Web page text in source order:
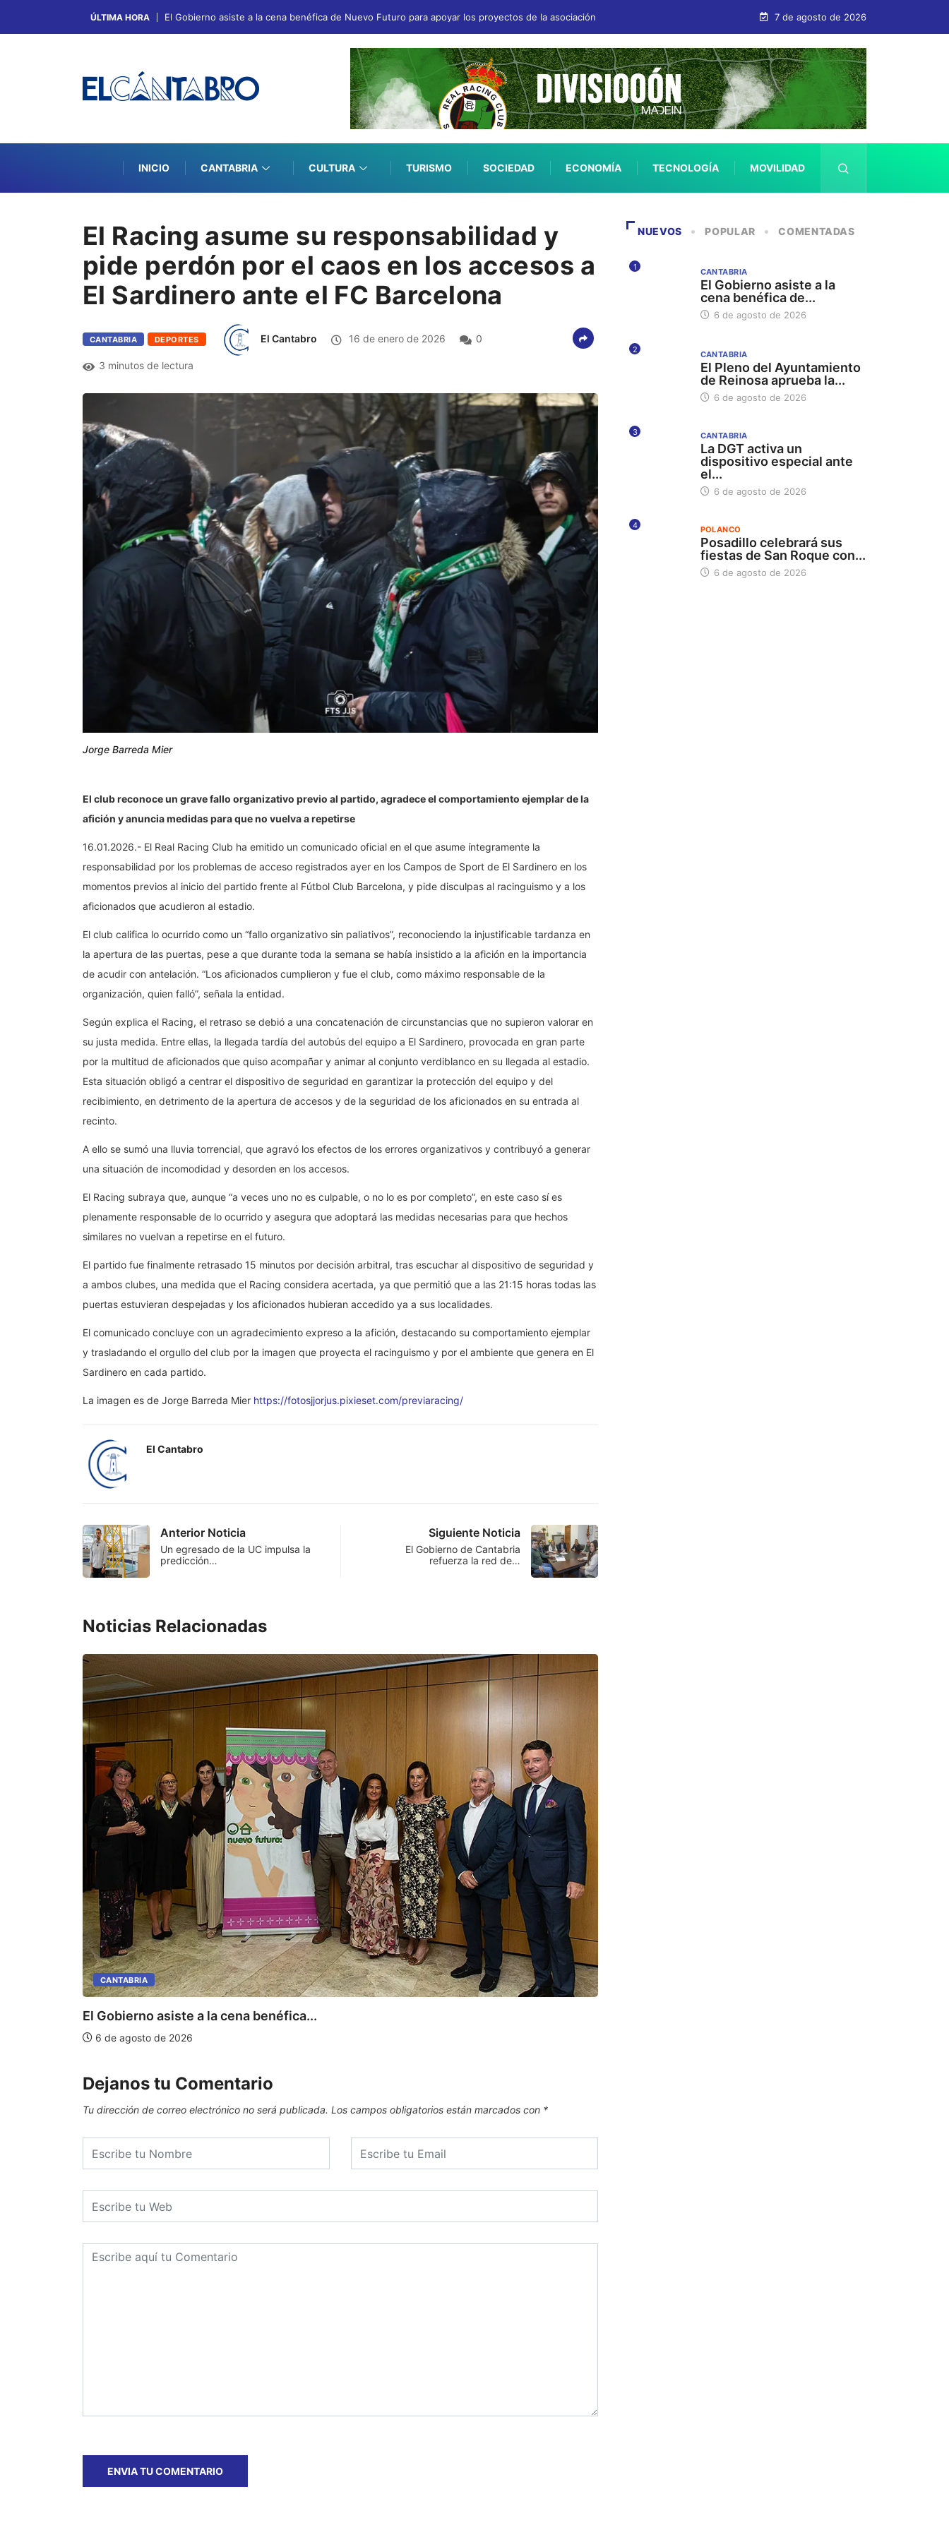
ÚLTIMA HORA El Gobierno asiste a la cena benéfica de Nuevo Futuro para apoyar los proyectos de la asociación 7 de agosto de 2026
INICIO CANTABRIA CULTURA TURISMO SOCIEDAD ECONOMÍA TECNOLOGÍA MOVILIDAD
El Racing asume su responsabilidad y
pide perdón por el caos en los accesos a
El Sardinero ante el FC Barcelona
CANTABRIA DEPORTES El Cantabro 16 de enero de 2026 0
3 minutos de lectura
Jorge Barreda Mier
El club reconoce un grave fallo organizativo previo al partido, agradece el comportamiento ejemplar de la
afición y anuncia medidas para que no vuelva a repetirse
16.01.2026.- El Real Racing Club ha emitido un comunicado oficial en el que asume íntegramente la
responsabilidad por los problemas de acceso registrados ayer en los Campos de Sport de El Sardinero en los
momentos previos al inicio del partido frente al Fútbol Club Barcelona, y pide disculpas al racinguismo y a los
aficionados que acudieron al estadio.
El club califica lo ocurrido como un “fallo organizativo sin paliativos”, reconociendo la injustificable tardanza en
la apertura de las puertas, pese a que durante toda la semana se había insistido a la afición en la importancia
de acudir con antelación. “Los aficionados cumplieron y fue el club, como máximo responsable de la
organización, quien falló”, señala la entidad.
Según explica el Racing, el retraso se debió a una concatenación de circunstancias que no supieron valorar en
su justa medida. Entre ellas, la llegada tardía del autobús del equipo a El Sardinero, provocada en gran parte
por la multitud de aficionados que quiso acompañar y animar al conjunto verdiblanco en su llegada al estadio.
Esta situación obligó a centrar el dispositivo de seguridad en garantizar la protección del equipo y del
recibimiento, en detrimento de la apertura de accesos y de la seguridad de los aficionados en su entrada al
recinto.
A ello se sumó una lluvia torrencial, que agravó los efectos de los errores organizativos y contribuyó a generar
una situación de incomodidad y desorden en los accesos.
El Racing subraya que, aunque “a veces uno no es culpable, o no lo es por completo”, en este caso sí es
plenamente responsable de lo ocurrido y asegura que adoptará las medidas necesarias para que hechos
similares no vuelvan a repetirse en el futuro.
El partido fue finalmente retrasado 15 minutos por decisión arbitral, tras escuchar al dispositivo de seguridad y
a ambos clubes, una medida que el Racing considera acertada, ya que permitió que a las 21:15 horas todas las
puertas estuvieran despejadas y los aficionados hubieran accedido ya a sus localidades.
El comunicado concluye con un agradecimiento expreso a la afición, destacando su comportamiento ejemplar
y trasladando el orgullo del club por la imagen que proyecta el racinguismo y por el ambiente que genera en El
Sardinero en cada partido.
La imagen es de Jorge Barreda Mier https://fotosjjorjus.pixieset.com/previaracing/
El Cantabro
Anterior Noticia
Un egresado de la UC impulsa la
predicción…
Siguiente Noticia
El Gobierno de Cantabria
refuerza la red de…
Noticias Relacionadas
CANTABRIA
El Gobierno asiste a la cena benéfica...
6 de agosto de 2026
Dejanos tu Comentario
Tu dirección de correo electrónico no será publicada. Los campos obligatorios están marcados con *
NUEVOS POPULAR COMENTADAS
1 CANTABRIA
El Gobierno asiste a la
cena benéfica de...
6 de agosto de 2026
2 CANTABRIA
El Pleno del Ayuntamiento
de Reinosa aprueba la...
6 de agosto de 2026
3 CANTABRIA
La DGT activa un
dispositivo especial ante
el...
6 de agosto de 2026
4 POLANCO
Posadillo celebrará sus
fiestas de San Roque con...
6 de agosto de 2026